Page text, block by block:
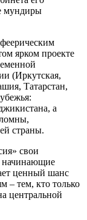
мундиры
ярком проекте
(Иркутская,
Татарстан,
а
страны.
свои
начинающие
ценный шанс
– тем, кто только
центральной